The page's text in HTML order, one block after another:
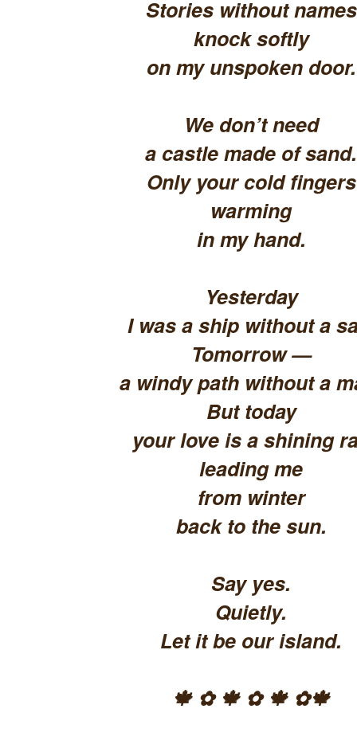
Stories without names
knock softly
on my unspoken door.
We don’t need
a castle made of sand.
Only your cold fingers
warming
in my hand.
Yesterday
I was a ship without a
Tomorrow —
a windy path without a
But today
your love is a shining
leading me
from winter
back to the sun.
Say yes.
Quietly.
Let it be our island.
🍁 ✿ 🍁 ✿ 🍁 ✿🍁